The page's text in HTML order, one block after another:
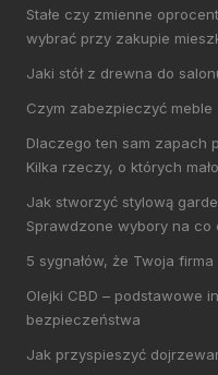
Stałe czy zmienne
wybrać przy zakupie
Jaki stół z drewna do
Czym zabezpieczyć
Dlaczego ten sam zapach
Kilka rzeczy, o których
Jak stworzyć stylową
Sprawdzone wybory na co
5 sygnałów, że Twoja
Olejki CBD – podstawowe
bezpieczeństwa
Jak przyspieszyć